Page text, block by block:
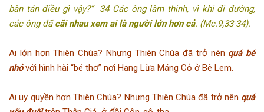
bàn tán điều gì vậy?” 34 Các ông làm thinh, vì khi đi đường,
các ông đãcãi nhau xem ai là người lớn hơn cả. (Mc.9,33-34).
Ai lớn hơn Thiên Chúa? Nhưng Thiên Chúa đã trở nên quá bé
nhỏvới hình hài “bé thơ” nơi Hang Lừa Máng Cỏ ở Bê Lem.
Ai uy quyền hơn Thiên Chúa? Nhưng Thiên Chúa đã trở nên quá